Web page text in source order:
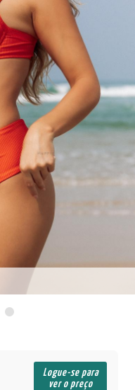
Logue-se para
ver o preço